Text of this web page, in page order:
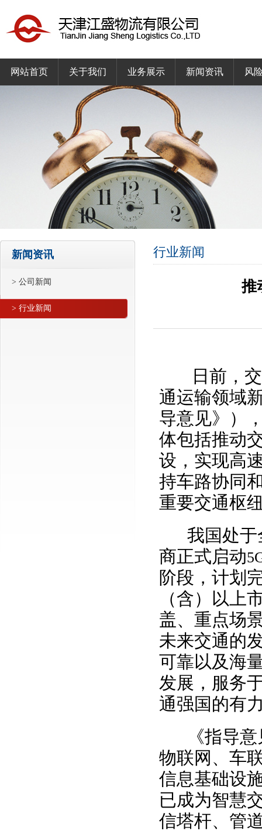
网站首页 关于我们 业务展示 新闻资讯 风
新闻资讯
> 公司新闻
> 行业新闻
行业新闻
推
日前，交
通运输领域
导意见》）
体包括推动
设，实现高
持车路协同
重要交通枢
我国处于
商正式启动
阶段，计划
（含）以上
盖、重点场
未来交通的
可靠以及海
发展，服务
通强国的有
《指导意
物联网、车
信息基础设
已成为智慧
信塔杆、管